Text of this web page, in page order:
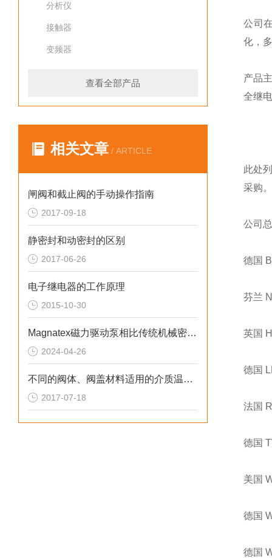
分析仪
接触器
变频器
查看全部产品
相关文章 / ARTICLE
闸阀和截止阀的手动操作指南
2017-09-18
静密封和动密封的区别
2017-06-26
电子继电器的工作原理
2015-10-30
Magnatex磁力驱动泵相比传统机械密封泵的优势
2024-04-26
不同的阀体、阀盖材料适用的介质温度是多少
2017-07-18
公司
化，
产品
全继
此处
采购。
公司
德国
芬兰
英国
德国
法国
德国
美国
德国
德国